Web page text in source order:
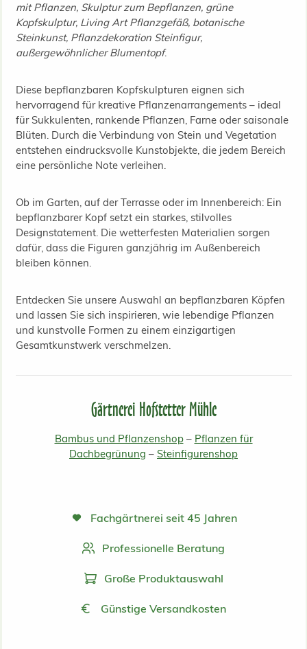
mit Pflanzen, Skulptur zum Bepflanzen, grüne
Kopfskulptur, Living Art Pflanzgefäß, botanische
Steinkunst, Pflanzdekoration Steinfigur,
außergewöhnlicher Blumentopf.
Diese bepflanzbaren Kopfskulpturen eignen sich
hervorragend für kreative Pflanzenarrangements – ideal
für Sukkulenten, rankende Pflanzen, Farne oder saisonale
Blüten. Durch die Verbindung von Stein und Vegetation
entstehen eindrucksvolle Kunstobjekte, die jedem Bereich
eine persönliche Note verleihen.
Ob im Garten, auf der Terrasse oder im Innenbereich: Ein
bepflanzbarer Kopf setzt ein starkes, stilvolles
Designstatement. Die wetterfesten Materialien sorgen
dafür, dass die Figuren ganzjährig im Außenbereich
bleiben können.
Entdecken Sie unsere Auswahl an bepflanzbaren Köpfen
und lassen Sie sich inspirieren, wie lebendige Pflanzen
und kunstvolle Formen zu einem einzigartigen
Gesamtkunstwerk verschmelzen.
Gärtnerei Hofstetter Mühle
Bambus und Pflanzenshop– Pflanzen für
Dachbegrünung – Steinfigurenshop
Fachgärtnerei seit 45 Jahren
Professionelle Beratung
Große Produktauswahl
Günstige Versandkosten